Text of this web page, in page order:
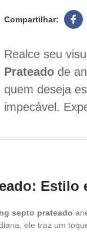
Realce seu
Prateado de
quem deseja
impecável.
Estilo
septo prateado
ele traz um